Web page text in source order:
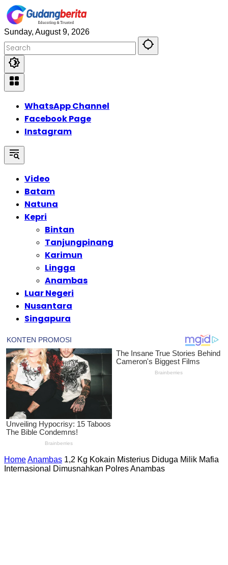
Skip
to
content
Sunday, August 9, 2026
WhatsApp Channel
Facebook Page
Instagram
Video
Batam
Natuna
Kepri
Bintan
Tanjungpinang
Karimun
Lingga
Anambas
Luar Negeri
Nusantara
Singapura
HomeAnambas 1,2 Kg Kokain Misterius Diduga Milik Mafia
Internasional Dimusnahkan Polres Anambas